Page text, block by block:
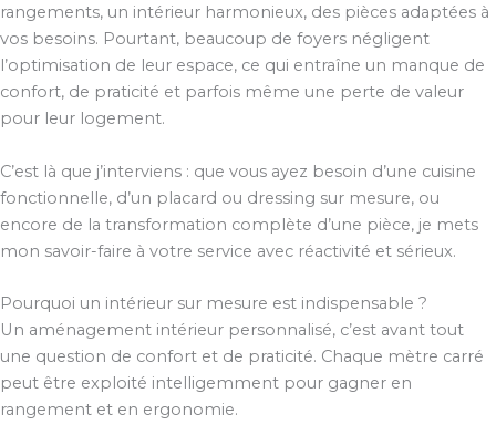
rangements, un intérieur harmonieux, des pièces adaptées à
vos besoins. Pourtant, beaucoup de foyers négligent
l’optimisation de leur espace, ce qui entraîne un manque de
confort, de praticité et parfois même une perte de valeur
pour leur logement.
C’est là que j’interviens : que vous ayez besoin d’une cuisine
fonctionnelle, d’un placard ou dressing sur mesure, ou
encore de la transformation complète d’une pièce, je mets
mon savoir-faire à votre service avec réactivité et sérieux.
Pourquoi un intérieur sur mesure est indispensable ?
Un aménagement intérieur personnalisé, c’est avant tout
une question de confort et de praticité. Chaque mètre carré
peut être exploité intelligemment pour gagner en
rangement et en ergonomie.